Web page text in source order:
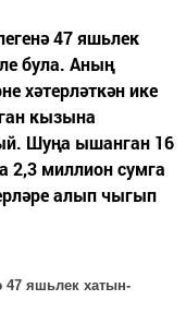
47 яшьлек
була. Аның
хәтерләткән ике
кызына
Шуңа ышанган 16
2,3 миллион сумга
алып чыгып
47 яшьлек хатын-